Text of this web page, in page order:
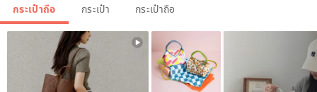
กระเป๋าถือ กระเป๋า กระเป๋าถือ